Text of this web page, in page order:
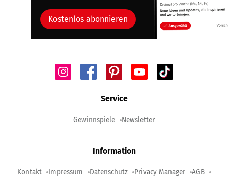
Kostenlos abonnieren
Service
Gewinnspiele Newsletter
Information
Kontakt Impressum Datenschutz Privacy Manager AGB